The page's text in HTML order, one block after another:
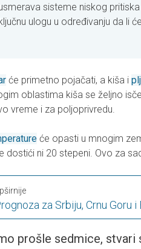
sisteme niskog
ključnu ulogu u određivanju da li
će primetno pojačati, a kiša i
oblastima kiša se željno
vreme i za poljoprivredu.
će opasti u mnogim
dostići ni 20 stepeni. Ovo za
za Srbiju, Crnu Goru i
prošle sedmice, stvari